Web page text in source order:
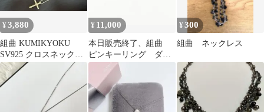
¥3,880
組曲 KUMIKYOKU
SV925 クロスネックレ
ス
¥ 11,000
本日販売終了、組曲
ピンキーリング ダイ
ヤモンド0.04ct
¥300
組曲 ネックレス